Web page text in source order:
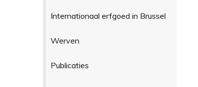
Internationaal erfgoed in Brussel
Werven
Publicaties